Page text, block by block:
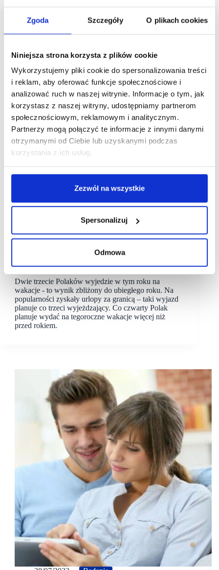
Zgoda Szczegóły O plikach cookies
Niniejsza strona korzysta z plików cookie
Wykorzystujemy pliki cookie do spersonalizowania treści
i reklam, aby oferować funkcje społecznościowe i
analizować ruch w naszej witrynie. Informacje o tym, jak
korzystasz z naszej witryny, udostępniamy partnerom
społecznościowym, reklamowym i analitycznym.
Partnerzy mogą połączyć te informacje z innymi danymi
otrzymanymi od Ciebie lub uzyskanymi podczas
korzystania z ich usług.
Zezwól na wszystkie
Spersonalizuj
Odmowa
28/07/2023 Badanie
[BADANIE] Podczas wyjazdów klienci stawiają
na lokalność, ale chętnie wybierają znane sklepy
Dwie trzecie Polaków wyjedzie w tym roku na
wakacje - to wynik zbliżony do ubiegłego roku. Na
popularności zyskały urlopy za granicą – taki wyjazd
planuje co trzeci wyjeżdzający. Co czwarty Polak
planuje wydać na tegoroczne wakacje więcej niż
przed rokiem.